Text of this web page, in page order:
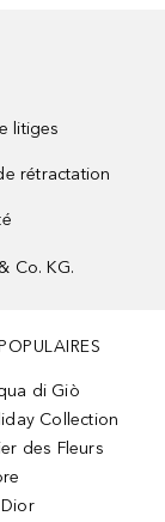
litiges
rétractation
Co. KG.
di Giò
Collection
des Fleurs